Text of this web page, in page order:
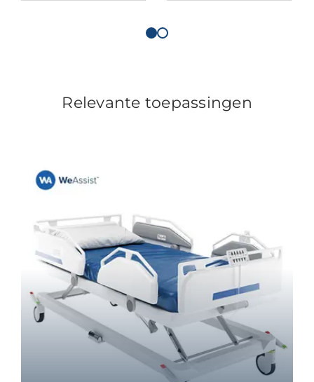
Relevante toepassingen